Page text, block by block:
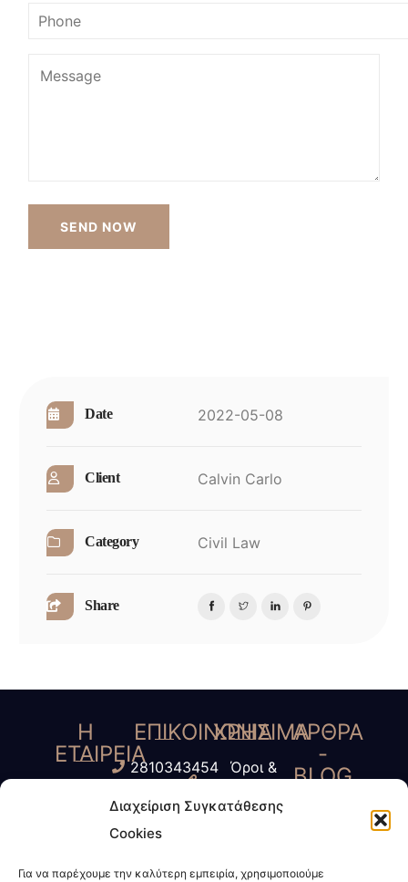
Διαχείριση Συγκατάθεσης
Cookies
Για να παρέχουμε την καλύτερη εμπειρία, χρησιμοποιούμε
Date 2022-05-08
Client Calvin Carlo
Category Civil Law
Share
Η
ΕΤΑΙΡΕΙΑ
Κοκοσάλης
Παπαδάκη
ΕΠΙΚΟΙΝΩΝΙΑ
2810343454
www.kokosalis.gr
ΧΡΗΣΙΜΑ
Όροι &
Πολιτική
ΑΡΘΡΑ
-
BLOG